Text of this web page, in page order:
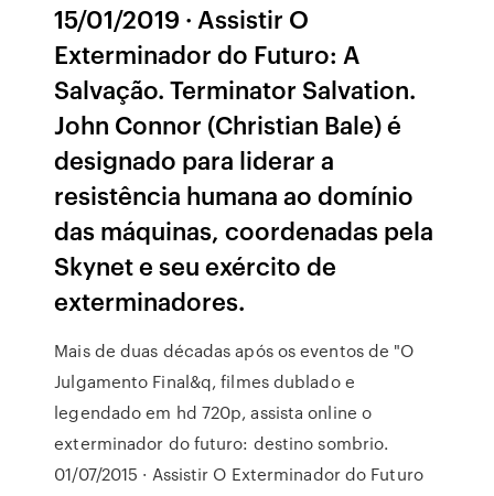
15/01/2019 · Assistir O
Exterminador do Futuro: A
Salvação. Terminator Salvation.
John Connor (Christian Bale) é
designado para liderar a
resistência humana ao domínio
das máquinas, coordenadas pela
Skynet e seu exército de
exterminadores.
Mais de duas décadas após os eventos de "O
Julgamento Final&q, filmes dublado e
legendado em hd 720p, assista online o
exterminador do futuro: destino sombrio.
01/07/2015 · Assistir O Exterminador do Futuro